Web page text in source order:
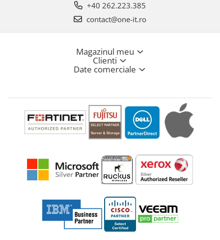
+40 262.223.385
contact@one-it.ro
Magazinul meu
Clienti
Date comerciale